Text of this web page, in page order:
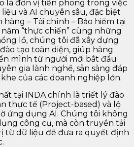
là đơn vị tiên phong trong việc
và AI chuyên sâu, đặc biệt
– Tài chính – Bảo hiểm tại
năm “thực chiến” cùng những
lồ, chúng tôi đã xây dựng
tạo toàn diện, giúp hàng
mình từ người mới bắt đầu
gia lành nghề, sẵn sàng đáp
của các doanh nghiệp lớn.
tại INDA chính là triết lý đào
thực tế (Project-based) và lộ
ứng dụng AI. Chúng tôi không
công cụ, mà còn truyền tải
từ dữ liệu để đưa ra quyết định